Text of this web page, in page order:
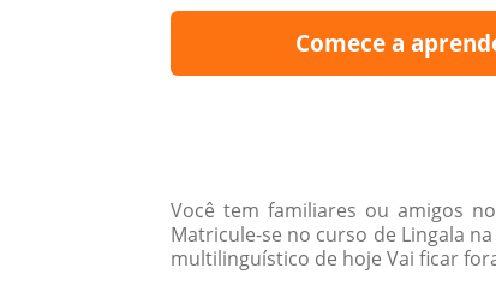
Comece a
Você tem familiares ou amigos
Matricule-se no curso de Lingala
multilinguístico de hoje Vai ficar